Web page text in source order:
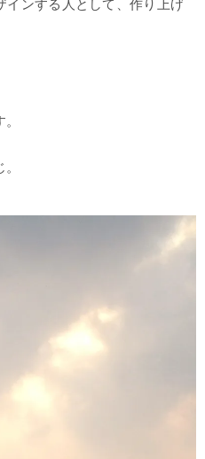
インする人として、作り上げ